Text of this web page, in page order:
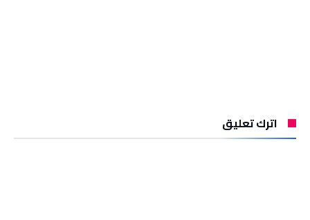
اترك تعليق